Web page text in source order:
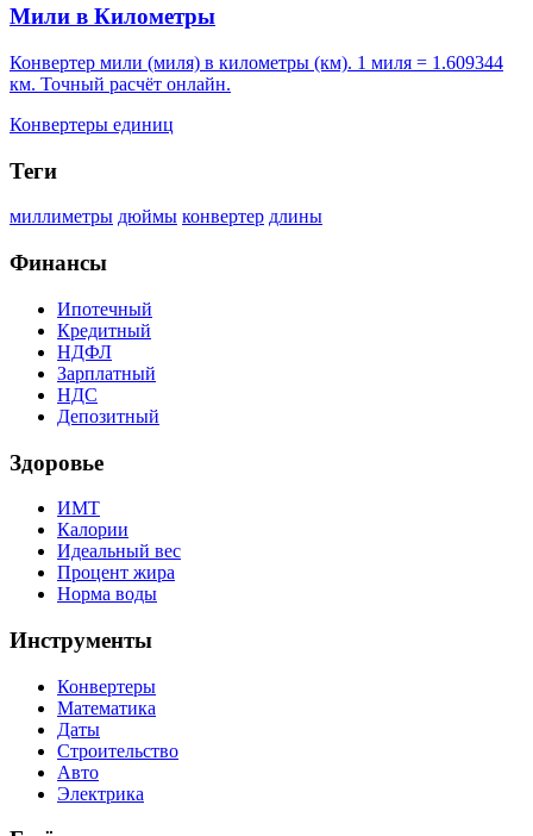
Мили в Километры
Конвертер мили (миля) в километры (км). 1 миля = 1.609344
км. Точный расчёт онлайн.
Конвертеры единиц
Теги
миллиметры дюймы конвертер длины
Финансы
Ипотечный
Кредитный
НДФЛ
Зарплатный
НДС
Депозитный
Здоровье
ИМТ
Калории
Идеальный вес
Процент жира
Норма воды
Инструменты
Конвертеры
Математика
Даты
Строительство
Авто
Электрика